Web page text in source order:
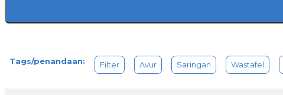
Tags/penandaan: Filter Avur Saringan Wastafel